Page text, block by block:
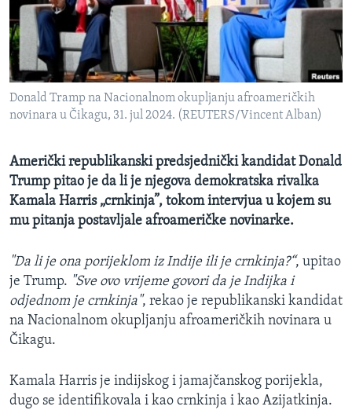
MAGAZIN
O GLASU AMERIKE
Learning English
Jezici
Donald Tramp na Nacionalnom okupljanju afroameričkih
novinara u Čikagu, 31. jul 2024. (REUTERS/Vincent Alban)
Američki republikanski predsjednički kandidat Donald
Trump pitao je da li je njegova demokratska rivalka
Kamala Harris „crnkinja”, tokom intervjua u kojem su
mu pitanja postavljale afroameričke novinarke.
"Da li je ona porijeklom iz Indije ili je crnkinja?“, upitao
je Trump. "Sve ovo vrijeme govori da je Indijka i
odjednom je crnkinja", rekao je republikanski kandidat
na Nacionalnom okupljanju afroameričkih novinara u
Čikagu.
Kamala Harris je indijskog i jamajčanskog porijekla,
dugo se identifikovala i kao crnkinja i kao Azijatkinja.